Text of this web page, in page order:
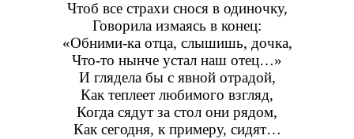
Чтоб все страхи снося в одиночку,
Говорила измаясь в конец:
«Обними-ка отца, слышишь, дочка,
Что-то нынче устал наш отец…»
И глядела бы с явной отрадой,
Как теплеет любимого взгляд,
Когда сядут за стол они рядом,
Как сегодня, к примеру, сидят…